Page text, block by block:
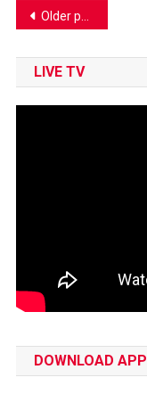
Posts
navigation
Older posts
LIVE TV
DOWNLOAD APP